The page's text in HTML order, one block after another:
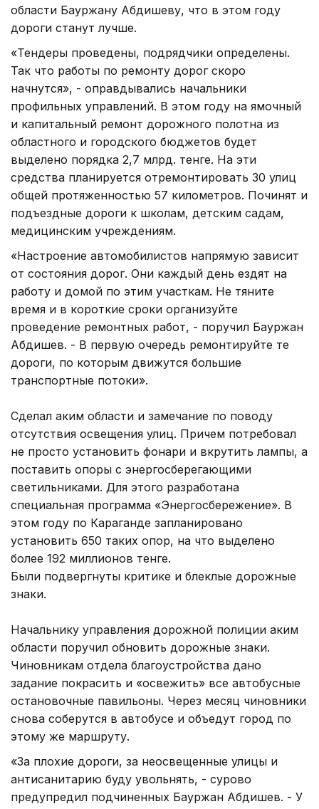
области Бауржану Абдишеву, что в этом году
дороги станут лучше.
«Тендеры проведены, подрядчики определены.
Так что работы по ремонту дорог скоро
начнутся», - оправдывались начальники
профильных управлений. В этом году на ямочный
и капитальный ремонт дорожного полотна из
областного и городского бюджетов будет
выделено порядка 2,7 млрд. тенге. На эти
средства планируется отремонтировать 30 улиц
общей протяженностью 57 километров. Починят и
подъездные дороги к школам, детским садам,
медицинским учреждениям.
«Настроение автомобилистов напрямую зависит
от состояния дорог. Они каждый день ездят на
работу и домой по этим участкам. Не тяните
время и в короткие сроки организуйте
проведение ремонтных работ, - поручил Бауржан
Абдишев. - В первую очередь ремонтируйте те
дороги, по которым движутся большие
транспортные потоки».
Сделал аким области и замечание по поводу
отсутствия освещения улиц. Причем потребовал
не просто установить фонари и вкрутить лампы, а
поставить опоры с энергосберегающими
светильниками. Для этого разработана
специальная программа «Энергосбережение». В
этом году по Караганде запланировано
установить 650 таких опор, на что выделено
более 192 миллионов тенге.
Были подвергнуты критике и блеклые дорожные
знаки.
Начальнику управления дорожной полиции аким
области поручил обновить дорожные знаки.
Чиновникам отдела благоустройства дано
задание покрасить и «освежить» все автобусные
остановочные павильоны. Через месяц чиновники
снова соберутся в автобусе и объедут город по
этому же маршруту.
«За плохие дороги, за неосвещенные улицы и
антисанитарию буду увольнять, - сурово
предупредил подчиненных Бауржан Абдишев. - У